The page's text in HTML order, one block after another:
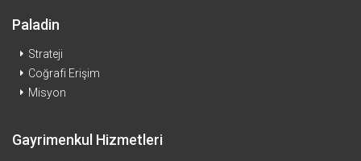
Paladin
Strateji
Coğrafi Erişim
Misyon
Gayrimenkul Hizmetleri